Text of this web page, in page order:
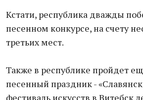
Кстати, республика дважды
песенном конкурсе, на счету
третьих мест.
Также в республике пройдет
песенный праздник -
фестиваль искусств в Витебск